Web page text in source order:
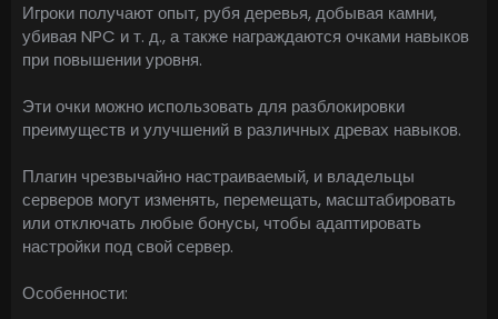
Игроки получают опыт, рубя деревья, добывая камни,
убивая NPC и т. д., а также награждаются очками навыков
при повышении уровня.
Эти очки можно использовать для разблокировки
преимуществ и улучшений в различных древах навыков.
Плагин чрезвычайно настраиваемый, и владельцы
серверов могут изменять, перемещать, масштабировать
или отключать любые бонусы, чтобы адаптировать
настройки под свой сервер.
Особенности: